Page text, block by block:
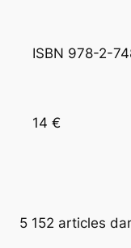
ISBN 978-2-
14 €
5 152 articles